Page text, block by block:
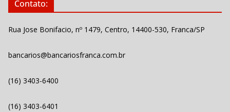
Contato:
Rua Jose Bonifacio, nº 1479, Centro, 14400-530, Franca/SP
bancarios@bancariosfranca.com.br
(16) 3403-6400
(16) 3403-6401